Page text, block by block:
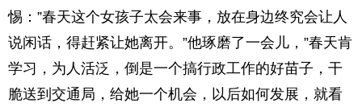
惕：”春天这个女孩子太会来事，放在身边终究会让人
说闲话，得赶紧让她离开。”他琢磨了一会儿，”春天肯
学习，为人活泛，倒是一个搞行政工作的好苗子，干
脆送到交通局，给她一个机会，以后如何发展，就看